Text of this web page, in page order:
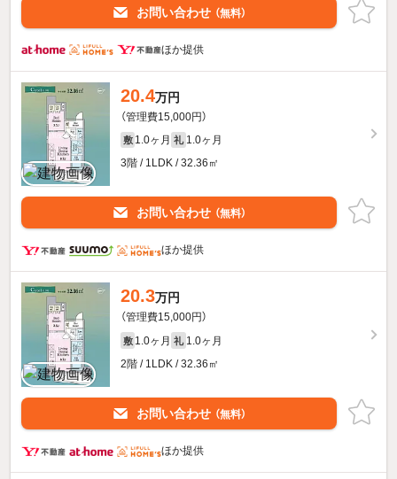
お問い合わせ （無料）
ほか提供
20.4万円
（管理費15,000円）
敷 1.0ヶ月 礼 1.0ヶ月
3階 / 1LDK / 32.36㎡
お問い合わせ （無料）
ほか提供
20.3万円
（管理費15,000円）
敷 1.0ヶ月 礼 1.0ヶ月
2階 / 1LDK / 32.36㎡
お問い合わせ （無料）
ほか提供